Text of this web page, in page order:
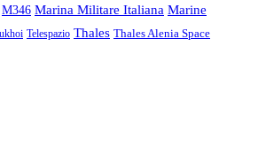
M346 Marina Militare Italiana Marine
Telespazio Thales Thales Alenia Space